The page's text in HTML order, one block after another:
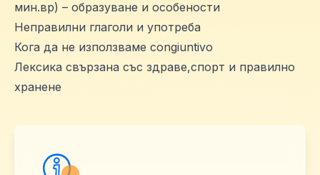
мин.вр) – образуване и особености
Неправилни глаголи и употреба
Кога да не използваме congiuntivo
Лексика свързана със здраве,спорт и правилно
хранене